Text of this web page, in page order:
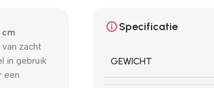
cm
zacht
in gebruik
een
Specificatie
GEWICHT